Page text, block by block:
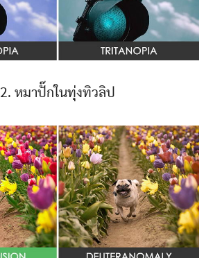
2. หมาปั๊กในทุ่งทิวลิป